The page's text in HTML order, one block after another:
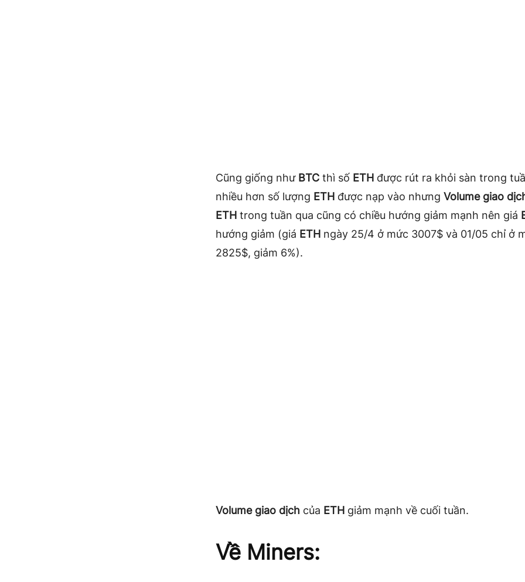
Cũng giống như BTC thì số ETH được rút ra khỏi sàn trong
nhiều hơn số lượng ETH được nạp vào nhưng Volume giao
ETH trong tuần qua cũng có chiều hướng giảm mạnh nên giá
hướng giảm (giá ETH ngày 25/4 ở mức 3007$ và 01/05 chỉ ở
2825$, giảm 6%).
Volume giao dịch của ETH giảm mạnh về cuối tuần.
Về Miners: